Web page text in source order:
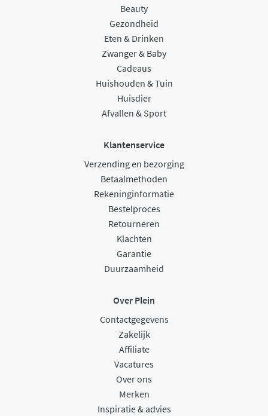
Beauty
Gezondheid
Eten & Drinken
Zwanger & Baby
Cadeaus
Huishouden & Tuin
Huisdier
Afvallen & Sport
Klantenservice
Verzending en bezorging
Betaalmethoden
Rekeninginformatie
Bestelproces
Retourneren
Klachten
Garantie
Duurzaamheid
Over Plein
Contactgegevens
Zakelijk
Affiliate
Vacatures
Over ons
Merken
Inspiratie & advies